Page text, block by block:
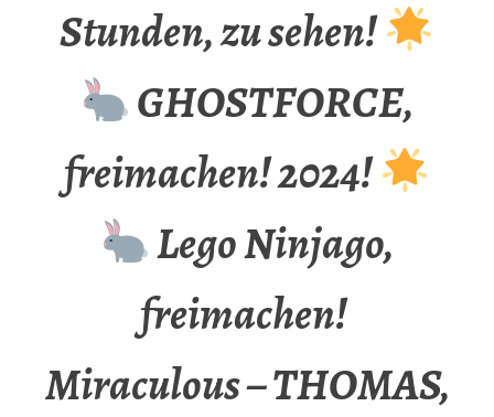
Stunden, zu sehen!
GHOSTFORCE,
freimachen! 2024!
Lego Ninjago,
freimachen!
Miraculous – THOMAS,